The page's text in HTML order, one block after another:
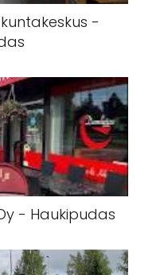
-
- Haukipudas